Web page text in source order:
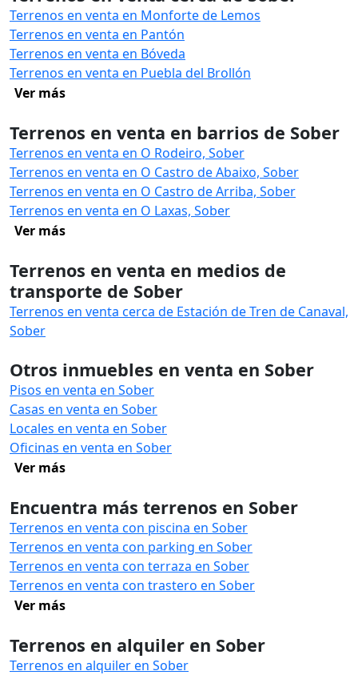
Terrenos en venta en Monforte de Lemos
Terrenos en venta en Pantón
Terrenos en venta en Bóveda
Terrenos en venta en Puebla del Brollón
Ver más
Terrenos en venta en barrios de Sober
Terrenos en venta en O Rodeiro, Sober
Terrenos en venta en O Castro de Abaixo, Sober
Terrenos en venta en O Castro de Arriba, Sober
Terrenos en venta en O Laxas, Sober
Ver más
Terrenos en venta en medios de
transporte de Sober
Terrenos en venta cerca de Estación de Tren de Canaval,
Sober
Otros inmuebles en venta en Sober
Pisos en venta en Sober
Casas en venta en Sober
Locales en venta en Sober
Oficinas en venta en Sober
Ver más
Encuentra más terrenos en Sober
Terrenos en venta con piscina en Sober
Terrenos en venta con parking en Sober
Terrenos en venta con terraza en Sober
Terrenos en venta con trastero en Sober
Ver más
Terrenos en alquiler en Sober
Terrenos en alquiler en Sober